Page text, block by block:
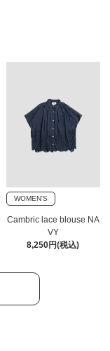
WOMEN'S
Cambric lace blouse NA
VY
8,250円(税込)